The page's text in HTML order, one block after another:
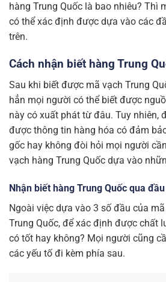
hàng Trung Quốc là bao nhiêu? Thì
có thể xác định được dựa vào các
trên.
Cách nhận biết hàng Trung
Sau khi biết được mã vạch Trung
hẳn mọi người có thể biết được
này có xuất phát từ đâu. Tuy nhiên,
được thông tin hàng hóa có đảm
gốc hay không đòi hỏi mọi người
vạch hàng Trung Quốc dựa vào
Nhận biết hàng Trung Quốc qua
Ngoài việc dựa vào 3 số đầu của
Trung Quốc, để xác định được chất
có tốt hay không? Mọi người cũng
các yếu tố đi kèm phía sau.